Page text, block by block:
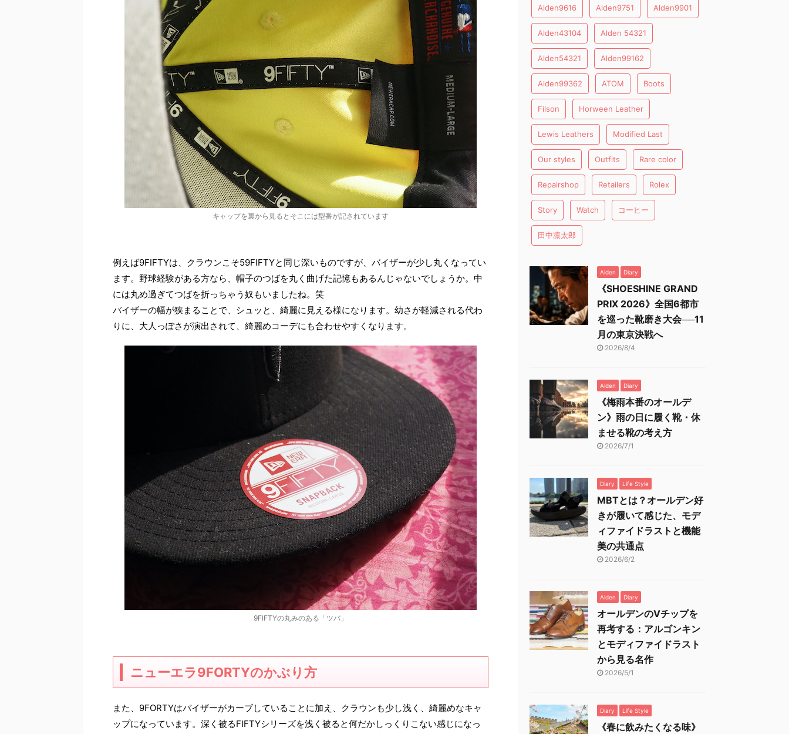
キャップを裏から見るとそこには型番が記されています
例えば9FIFTYは、クラウンこそ59FIFTYと同じ深いものですが、バイザーが少し丸くなってい
ます。野球経験がある方なら、帽子のつばを丸く曲げた記憶もあるんじゃないでしょうか。中
には丸め過ぎてつばを折っちゃう奴もいましたね。笑
バイザーの幅が狭まることで、シュッと、綺麗に見える様になります。幼さが軽減される代わ
りに、大人っぽさが演出されて、綺麗めコーデにも合わせやすくなります。
9FIFTYの丸みのある「ツバ」
ニューエラ9FORTYのかぶり方
また、9FORTYはバイザーがカーブしていることに加え、クラウンも少し浅く、綺麗めなキャ
ップになっています。深く被るFIFTYシリーズを浅く被ると何だかしっくりこない感じになっ
Alden9616 Alden9751 Alden9901
Alden43104 Alden 54321
Alden54321 Alden99162
Alden99362 ATOM Boots
Filson Horween Leather
Lewis Leathers Modified Last
Our styles Outfits Rare color
Repairshop Retailers Rolex
Story Watch コーヒー
田中凛太郎
Alden Diary
《SHOESHINE GRAND
PRIX 2026》全国6都市
を巡った靴磨き大会──11
月の東京決戦へ
2026/8/4
Alden Diary
《梅雨本番のオールデ
ン》雨の日に履く靴・休
ませる靴の考え方
2026/7/1
Diary Life Style
MBTとは？オールデン好
きが履いて感じた、モデ
ィファイドラストと機能
美の共通点
2026/6/2
Alden Diary
オールデンのVチップを
再考する：アルゴンキン
とモディファイドラスト
から見る名作
2026/5/1
Diary Life Style
《春に飲みたくなる味》